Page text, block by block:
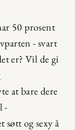
50 prosent
- svart
er? Vil de gi
at bare dere
-
og sexy å